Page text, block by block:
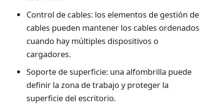
Control de cables: los elementos de gestión de
cables pueden mantener los cables ordenados
cuando hay múltiples dispositivos o
cargadores.
Soporte de superficie: una alfombrilla puede
definir la zona de trabajo y proteger la
superficie del escritorio.